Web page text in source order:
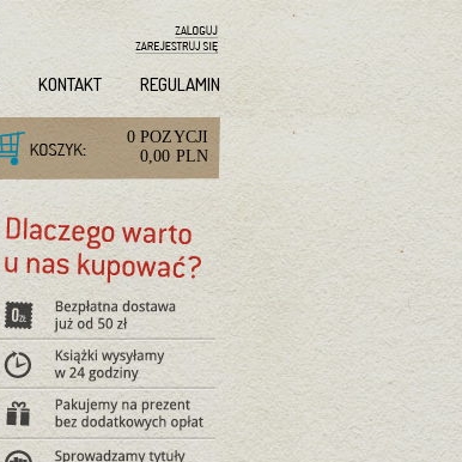
KONTAKT REGULAMIN
0 POZYCJI
0,00 PLN